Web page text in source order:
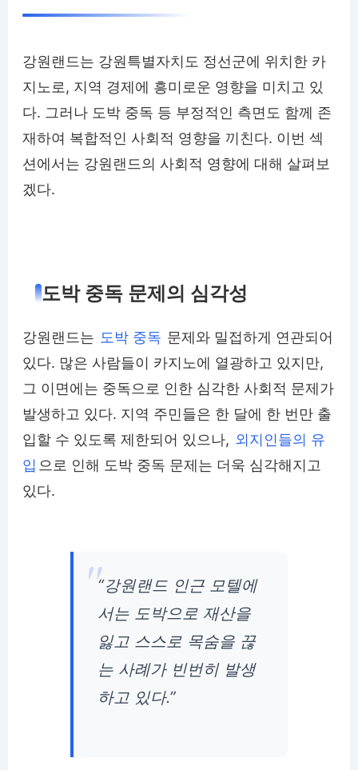
강원랜드는 강원특별자치도 정선군에 위치한 카
지노로, 지역 경제에 흥미로운 영향을 미치고 있
다. 그러나 도박 중독 등 부정적인 측면도 함께 존
재하여 복합적인 사회적 영향을 끼친다. 이번 섹
션에서는 강원랜드의 사회적 영향에 대해 살펴보
겠다.
도박 중독 문제의 심각성
강원랜드는 도박 중독 문제와 밀접하게 연관되어
있다. 많은 사람들이 카지노에 열광하고 있지만,
그 이면에는 중독으로 인한 심각한 사회적 문제가
발생하고 있다. 지역 주민들은 한 달에 한 번만 출
입할 수 있도록 제한되어 있으나, 외지인들의 유
입 으로 인해 도박 중독 문제는 더욱 심각해지고
있다.
“강원랜드 인근 모텔에
서는 도박으로 재산을
잃고 스스로 목숨을 끊
는 사례가 빈번히 발생
하고 있다.”